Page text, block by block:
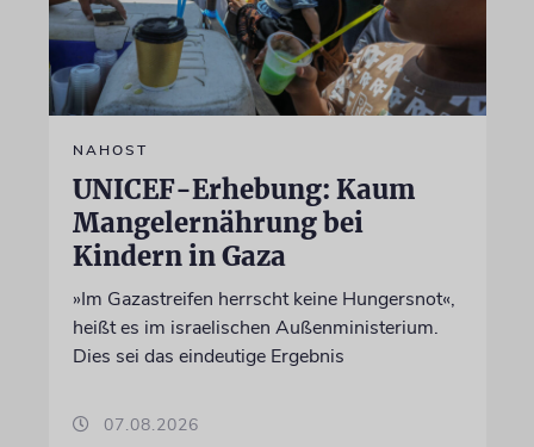
NAHOST
UNICEF-Erhebung: Kaum
Mangelernährung bei
Kindern in Gaza
»Im Gazastreifen herrscht keine Hungersnot«,
heißt es im israelischen Außenministerium.
Dies sei das eindeutige Ergebnis
07.08.2026